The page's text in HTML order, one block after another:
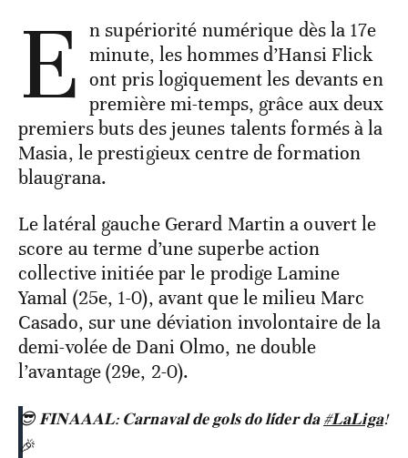
E n supériorité numérique dès la 17e
minute, les hommes d’Hansi Flick
ont pris logiquement les devants en
première mi-temps, grâce aux deux
premiers buts des jeunes talents formés à la
Masia, le prestigieux centre de formation
blaugrana.
Le latéral gauche Gerard Martin a ouvert le
score au terme d’une superbe action
collective initiée par le prodige Lamine
Yamal (25e, 1-0), avant que le milieu Marc
Casado, sur une déviation involontaire de la
demi-volée de Dani Olmo, ne double
l’avantage (29e, 2-0).
😎 𝐅𝐈𝐍𝐀𝐀𝐀𝐋: 𝐂𝐚𝐫𝐧𝐚𝐯𝐚𝐥 𝐝𝐞 𝐠𝐨𝐥𝐬 𝐝𝐨 𝐥𝐢́𝐝𝐞𝐫 𝐝𝐚#𝐋𝐚𝐋𝐢𝐠𝐚!
🎉